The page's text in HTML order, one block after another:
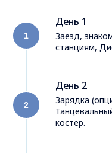
День 1
Заезд,
станциям,
День 2
Зарядка
костер.